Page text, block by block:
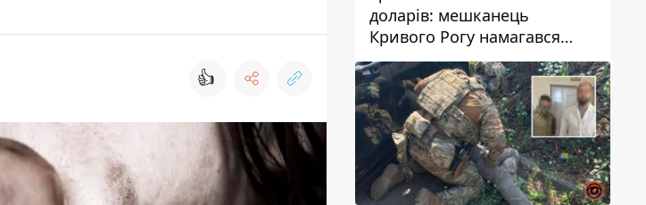
👍
доларів: мешканець
Кривого Рогу намагався
переправити чоловіка до
Словаччини